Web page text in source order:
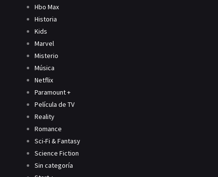
Hbo Max
Historia
Kids
Marvel
Misterio
Música
Netflix
Paramount +
Película de TV
Reality
Romance
Sci-Fi & Fantasy
Science Fiction
Sin categoría